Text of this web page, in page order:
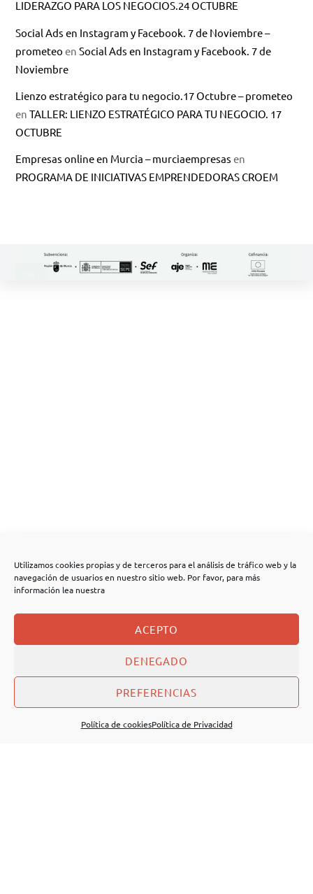
Utilizamos cookies propias y de terceros para el análisis de tráfico web y la
navegación de usuarios en nuestro sitio web. Por favor, para más
información lea nuestra
ACEPTO
DENEGADO
PREFERENCIAS
Política de cookiesPolítica de Privacidad
LIDERAZGO PARA LOS NEGOCIOS.24 OCTUBRE
Social Ads en Instagram y Facebook. 7 de Noviembre –
prometeo enSocial Ads en Instagram y Facebook. 7 de
Noviembre
Lienzo estratégico para tu negocio.17 Octubre – prometeo
enTALLER: LIENZO ESTRATÉGICO PARA TU NEGOCIO. 17
OCTUBRE
Empresas online en Murcia – murciaempresas en
PROGRAMA DE INICIATIVAS EMPRENDEDORAS CROEM